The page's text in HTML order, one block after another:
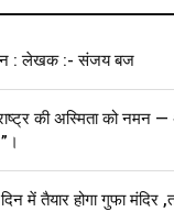
: लेखक :- संजय बज
की अस्मिता को नमन —
में तैयार होगा गुफा मंदिर